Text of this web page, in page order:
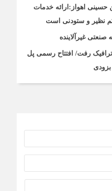
حسینی اهواز:ارائه خدمات
نظیر و ستودنی است
صنعتی غیرآلاینده
رفت/ افتتاح رسمی پل